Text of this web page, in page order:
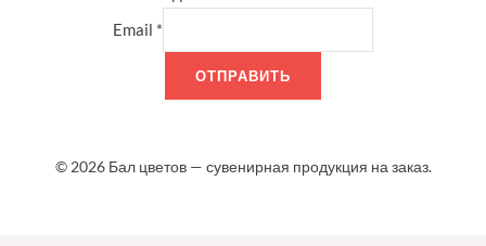
Email *
ОТПРАВИТЬ
© 2026 Бал цветов — сувенирная продукция на заказ.